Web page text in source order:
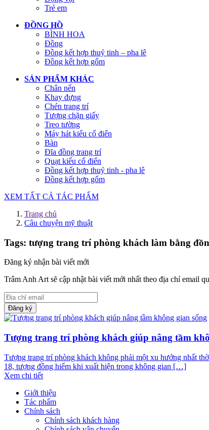
Trẻ em
ĐỒNG HỒ
BÌNH HOA
Đồng
Đồng kết hợp thuỷ tinh – pha lê
Đồng kết hợp gốm
SẢN PHẨM KHÁC
Chân nến
Khay đựng
Chén trang trí
Tượng chặn giấy
Treo tường
Máy hát kiểu cổ điển
Bàn
Đĩa đồng trang trí
Quạt kiểu cổ điển
Đồng kết hợp thuỷ tinh - pha lê
Đồng kết hợp gốm
XEM TẤT CẢ TÁC PHẨM
Trang chủ
Câu chuyện mỹ thuật
Tags: tượng trang trí phòng khách làm bằng
Đăng ký nhận bài viết mới
Trâm Anh Art sẽ cập nhật bài viết mới nhất theo địa chỉ email
Đăng ký
Tượng trang trí phòng khách giúp nâng tầm
Tượng trang trí phòng khách không phải một xu hướng nhất
18, tượng đồng hiếm khi xuất hiện trong không gian […]
Xem chi tiết
Giới thiệu
Tác phẩm
Chính sách
Chính sách khách hàng